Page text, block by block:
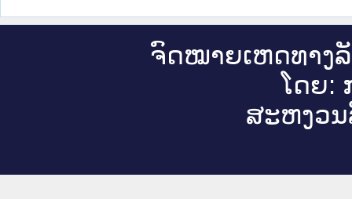
ຈົດ​ໝາຍ​ເຫດ​ທາງ​
ໂດຍ:
ສະ​ຫງວນ​